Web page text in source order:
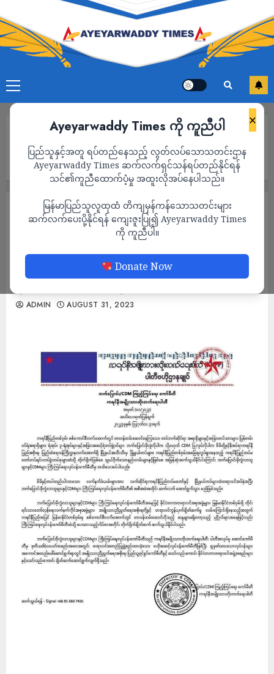
×
Ayeyarwaddy Times ကို ကူညီပါ
ပြည်သူနှင့်အတူ ရပ်တည်နေသည့် လွတ်လပ်သောသတင်းဌာန
Ayeyarwaddy Times ဆက်လက်ရှင်သန်ရပ်တည်နိုင်ရန်
သင်၏ကူညီထောက်ပံ့မှု အထူးလိုအပ်နေပါသည်။
မြန်မာပြည်သူလူထုထံ တိကျမှန်ကန်သောသတင်းများ
ဆက်လက်ပေးပို့နိုင်ရန် ကျေးဇူးပြု၍ Ayeyarwaddy Times
ကို ကူညီပါ။
Donate Now
များ ရဲအရာရှိ နှင့်ရဲတပ်ဖွဲ့၀င်များ ဘက်ပြောင်းလိုပါက ဆက်သွယ်နိုင်
ကြောင်း KNPP ထုတ်ပြန်
သတင်း
ကရင်နီပြည်နယ်ရှိ စစ်ကောင်စီလက်အောက်ခံ
တပ်အရာရှိနှင့်တပ်သားများ ရဲအရာရှိ နှင့်
ရဲတပ်ဖွဲ့၀င်များ ဘက်ပြောင်းလိုပါက ဆက်သွယ်
နိုင်ကြောင်း KNPP ထုတ်ပြန်
ADMIN AUGUST 31, 2023